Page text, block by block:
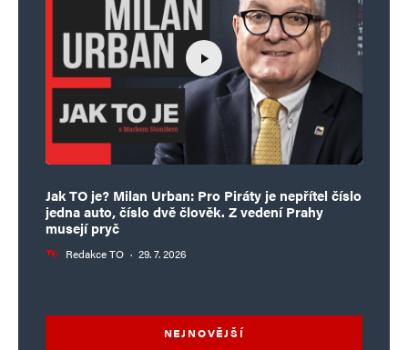
Jak TO je? Milan Urban: Pro Piráty je nepřítel číslo
jedna auto, číslo dvě člověk. Z vedení Prahy
musejí pryč
Redakce TO · 29. 7. 2026
NEJNOVĚJŠÍ